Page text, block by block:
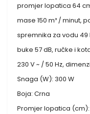
promjer lopatica 64
mase 150 m³ / minut,
spremnika za vodu 49
buke 57 dB, ručke i
230 V ~ / 50 Hz,
Snaga (W): 300 W
Boja: Crna
Promjer lopatica